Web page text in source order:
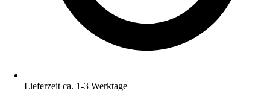
Lieferzeit ca. 1-3 Werktage